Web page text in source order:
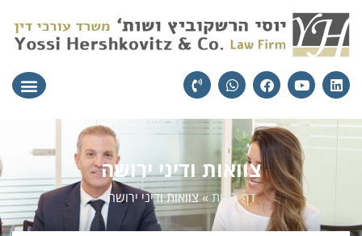
צוואות ודיני ירושה
דף הבית »צוואות ודיני ירושה